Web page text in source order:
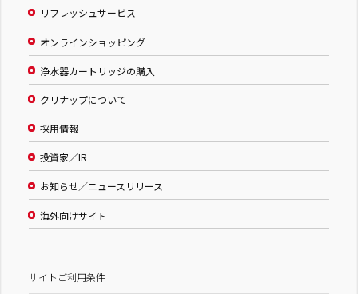
リフレッシュサービス
オンラインショッピング
浄水器カートリッジの購入
クリナップについて
採用情報
投資家／IR
お知らせ／ニュースリリース
海外向けサイト
サイトご利用条件